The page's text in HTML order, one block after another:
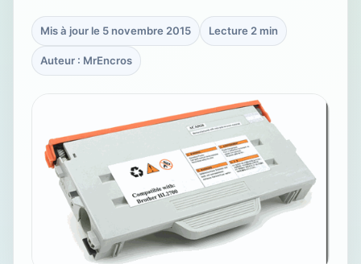
Mis à jour le 5 novembre 2015 Lecture 2 min
Auteur : MrEncros